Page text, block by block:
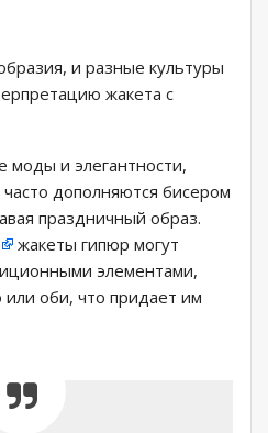
и разные культуры
жакета с
моды и элегантности,
дополняются бисером
праздничный образ.
жакеты гипюр могут
элементами,
или оби, что придает им